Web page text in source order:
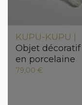
KUPU-KUPU |
Objet décoratif
en porcelaine
79,00 €